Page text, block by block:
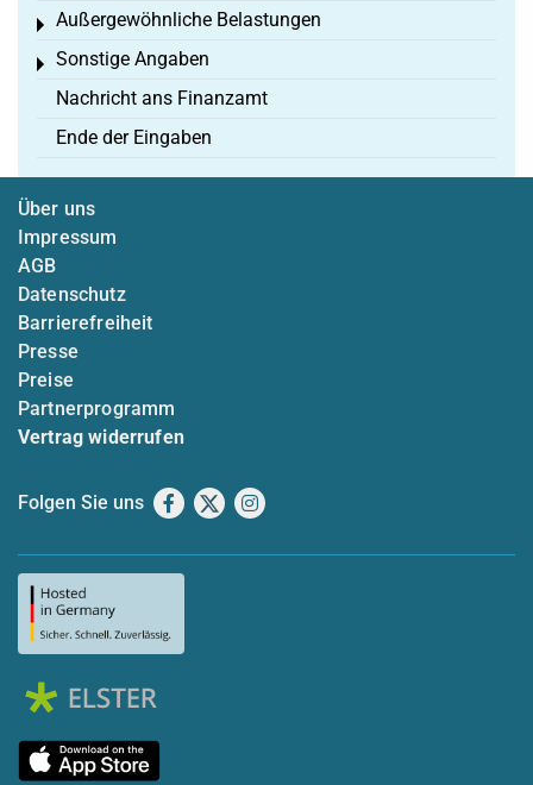
Außergewöhnliche Belastungen
Toggle menu
Sonstige Angaben
Toggle menu
Nachricht ans Finanzamt
Ende der Eingaben
Über uns
Impressum
AGB
Datenschutz
Barrierefreiheit
Presse
Preise
Partnerprogramm
Vertrag widerrufen
Folgen Sie uns Facebook
X Instagram